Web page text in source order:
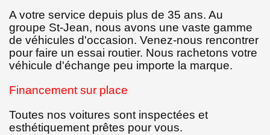
A votre service depuis plus de 35 ans. Au
groupe St-Jean, nous avons une vaste gamme
de véhicules d'occasion. Venez-nous rencontrer
pour faire un essai routier. Nous rachetons votre
véhicule d'échange peu importe la marque.
Financement sur place
Toutes nos voitures sont inspectées et
esthétiquement prêtes pour vous.